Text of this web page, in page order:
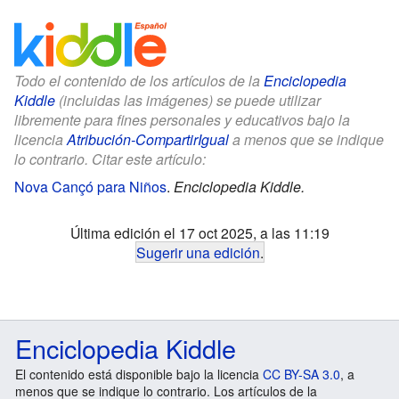
Todo el contenido de los artículos de la Enciclopedia
Kiddle (incluidas las imágenes) se puede utilizar
libremente para fines personales y educativos bajo la
licenciaAtribución-CompartirIguala menos que se indique
lo contrario. Citar este artículo:
Nova Cançó para Niños. Enciclopedia Kiddle.
Última edición el 17 oct 2025, a las 11:19
Sugerir una edición.
Enciclopedia Kiddle
El contenido está disponible bajo la licencia CC BY-SA 3.0, a
menos que se indique lo contrario. Los artículos de la